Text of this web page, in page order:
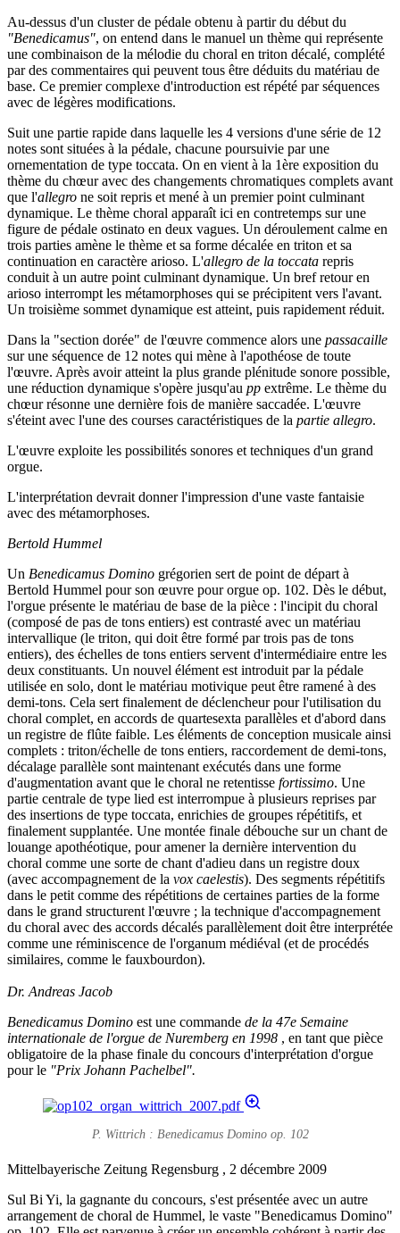
Au-dessus d'un cluster de pédale obtenu à partir du début du
"Benedicamus", on entend dans le manuel un thème qui représente
une combinaison de la mélodie du choral en triton décalé, complété
par des commentaires qui peuvent tous être déduits du matériau de
base. Ce premier complexe d'introduction est répété par séquences
avec de légères modifications.
Suit une partie rapide dans laquelle les 4 versions d'une série de 12
notes sont situées à la pédale, chacune poursuivie par une
ornementation de type toccata. On en vient à la 1ère exposition du
thème du chœur avec des changements chromatiques complets avant
que l'allegro ne soit repris et mené à un premier point culminant
dynamique. Le thème choral apparaît ici en contretemps sur une
figure de pédale ostinato en deux vagues. Un déroulement calme en
trois parties amène le thème et sa forme décalée en triton et sa
continuation en caractère arioso. L'allegro de la toccata repris
conduit à un autre point culminant dynamique. Un bref retour en
arioso interrompt les métamorphoses qui se précipitent vers l'avant.
Un troisième sommet dynamique est atteint, puis rapidement réduit.
Dans la "section dorée" de l'œuvre commence alors une passacaille
sur une séquence de 12 notes qui mène à l'apothéose de toute
l'œuvre. Après avoir atteint la plus grande plénitude sonore possible,
une réduction dynamique s'opère jusqu'au pp extrême. Le thème du
chœur résonne une dernière fois de manière saccadée. L'œuvre
s'éteint avec l'une des courses caractéristiques de la partie allegro.
L'œuvre exploite les possibilités sonores et techniques d'un grand
orgue.
L'interprétation devrait donner l'impression d'une vaste fantaisie
avec des métamorphoses.
Bertold Hummel
Un Benedicamus Domino grégorien sert de point de départ à
Bertold Hummel pour son œuvre pour orgue op. 102. Dès le début,
l'orgue présente le matériau de base de la pièce : l'incipit du choral
(composé de pas de tons entiers) est contrasté avec un matériau
intervallique (le triton, qui doit être formé par trois pas de tons
entiers), des échelles de tons entiers servent d'intermédiaire entre les
deux constituants. Un nouvel élément est introduit par la pédale
utilisée en solo, dont le matériau motivique peut être ramené à des
demi-tons. Cela sert finalement de déclencheur pour l'utilisation du
choral complet, en accords de quartesexta parallèles et d'abord dans
un registre de flûte faible. Les éléments de conception musicale ainsi
complets : triton/échelle de tons entiers, raccordement de demi-tons,
décalage parallèle sont maintenant exécutés dans une forme
d'augmentation avant que le choral ne retentisse fortissimo. Une
partie centrale de type lied est interrompue à plusieurs reprises par
des insertions de type toccata, enrichies de groupes répétitifs, et
finalement supplantée. Une montée finale débouche sur un chant de
louange apothéotique, pour amener la dernière intervention du
choral comme une sorte de chant d'adieu dans un registre doux
(avec accompagnement de la vox caelestis). Des segments répétitifs
dans le petit comme des répétitions de certaines parties de la forme
dans le grand structurent l'œuvre ; la technique d'accompagnement
du choral avec des accords décalés parallèlement doit être interprétée
comme une réminiscence de l'organum médiéval (et de procédés
similaires, comme le fauxbourdon).
Dr. Andreas Jacob
Benedicamus Domino est une commande de la 47e Semaine
internationale de l'orgue de Nuremberg en 1998 , en tant que pièce
obligatoire de la phase finale du concours d'interprétation d'orgue
pour le "Prix Johann Pachelbel".
P. Wittrich : Benedicamus Domino op. 102
Mittelbayerische Zeitung Regensburg , 2 décembre 2009
Sul Bi Yi, la gagnante du concours, s'est présentée avec un autre
arrangement de choral de Hummel, le vaste "Benedicamus Domino"